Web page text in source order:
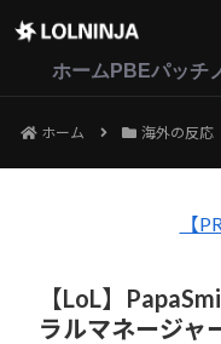
ホーム PBEパッチ
ホーム 海外の反応
【
【LoL】
ラルマネージャ